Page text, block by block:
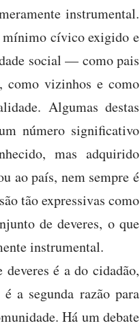
instrumental.
mínimo cívico exigido e
social — como pais
como vizinhos e como
Algumas destas
número significativo
mas adquirido
ao país, nem sempre é
tão expressivas como
de deveres, o que
instrumental.
é a do cidadão,
a segunda razão para
Há um debate